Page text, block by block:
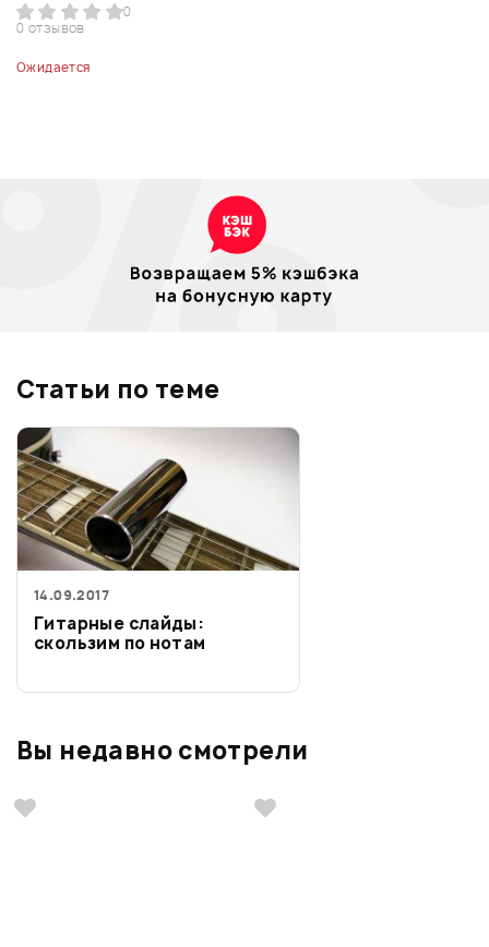
0
0 отзывов
Ожидается
Статьи по теме
14.09.2017
Гитарные слайды:
скользим по нотам
Вы недавно смотрели